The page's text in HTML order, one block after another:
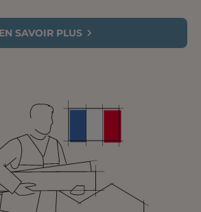
EN SAVOIR PLUS